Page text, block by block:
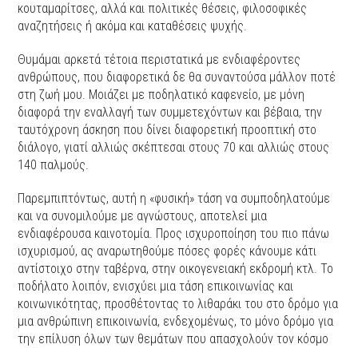
κουταμαρίτσες, αλλά και πολιτικές θέσεις, φιλοσοφικές
αναζητήσεις ή ακόμα και καταθέσεις ψυχής.
Θυμάμαι αρκετά τέτοια περιστατικά με ενδιαφέροντες
ανθρώπους, που διαφορετικά δε θα συναντούσα μάλλον ποτέ
στη ζωή μου. Μοιάζει με ποδηλατικό καφενείο, με μόνη
διαφορά την εναλλαγή των συμμετεχόντων και βέβαια, την
ταυτόχρονη άσκηση που δίνει διαφορετική προοπτική στο
διάλογο, γιατί αλλιώς σκέπτεσαι στους 70 και αλλιώς στους
140 παλμούς.
Παρεμπιπτόντως, αυτή η «φυσική» τάση να συμποδηλατούμε
και να συνομιλούμε με αγνώστους, αποτελεί μια
ενδιαφέρουσα καινοτομία. Προς ισχυροποίηση του πιο πάνω
ισχυρισμού, ας αναρωτηθούμε πόσες φορές κάνουμε κάτι
αντίστοιχο στην ταβέρνα, στην οικογενειακή εκδρομή κτλ. Το
ποδήλατο λοιπόν, ενισχύει μια τάση επικοινωνίας και
κοινωνικότητας, προσθέτοντας το λιθαράκι του στο δρόμο για
μια ανθρώπινη επικοινωνία, ενδεχομένως, το μόνο δρόμο για
την επίλυση όλων των θεμάτων που απασχολούν τον κόσμο